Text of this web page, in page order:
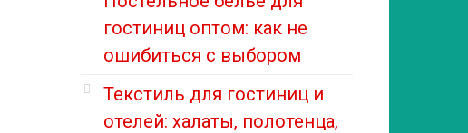
гостиниц оптом: как не
ошибиться с выбором
Текстиль для гостиниц и
отелей: халаты, полотенца,